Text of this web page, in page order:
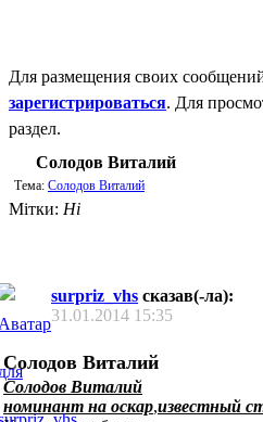
Для размещения своих
зарегистрироваться. Для
раздел.
Солодов Виталий
Тема: Солодов Виталий
Мітки: Ні
surpriz_vhs сказав(-ла):
31.01.2014 15:35
Солодов Виталий
Солодов Виталий
номинант на оскар,известный